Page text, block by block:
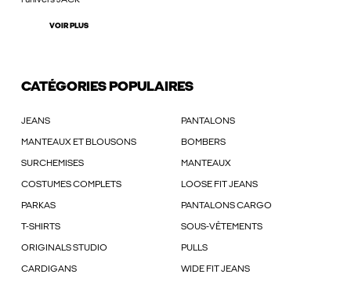
VOIR PLUS
CATÉGORIES POPULAIRES
JEANS PANTALONS
MANTEAUX ET BLOUSONS BOMBERS
SURCHEMISES MANTEAUX
COSTUMES COMPLETS LOOSE FIT JEANS
PARKAS PANTALONS CARGO
T-SHIRTS SOUS-VÊTEMENTS
ORIGINALS STUDIO PULLS
CARDIGANS WIDE FIT JEANS